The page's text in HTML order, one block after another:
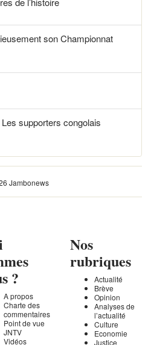
son Championnat
supporters congolais
Jambonews
?
A propos
Charte des
commentaires
Point de vue
JNTV
Vidéos
Nos
rubriques
Actualité
Brève
Opinion
Analyses de
l’actualité
Culture
Economie
Justice